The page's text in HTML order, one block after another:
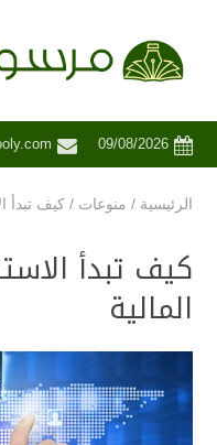
09/08/2026
الرئيسية / منوعات / كيف تبدأ
كيف تبدأ
المالية